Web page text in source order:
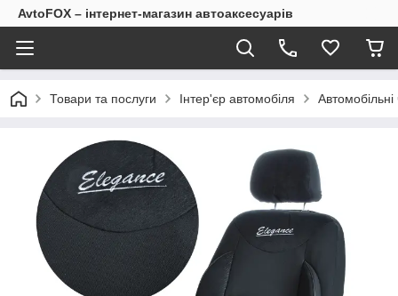
AvtoFOX – інтернет-магазин автоаксесуарів
Товари та послуги Інтер'єр автомобіля